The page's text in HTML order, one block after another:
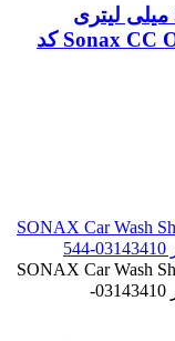
سراميك بدنه خودرو سی سی وان 50 میلی لیتری
سوناكس مدل Sonax CC One Ceramic Coating کد